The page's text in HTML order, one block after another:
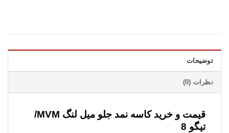
توضیحات
نظرات (0)
قیمت و خرید کاسه نمد جلو میل لنگ MVM/
تیگو 8